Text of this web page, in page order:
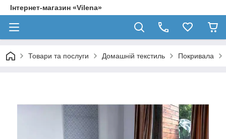
Інтернет-магазин «Vilena»
Товари та послуги Домашній текстиль Покривала